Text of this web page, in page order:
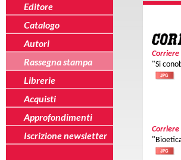
Corriere
"Si
Editore
Catalogo
Autori
Rassegna stampa
Librerie
Acquisti
Approfondimenti
Iscrizione newsletter